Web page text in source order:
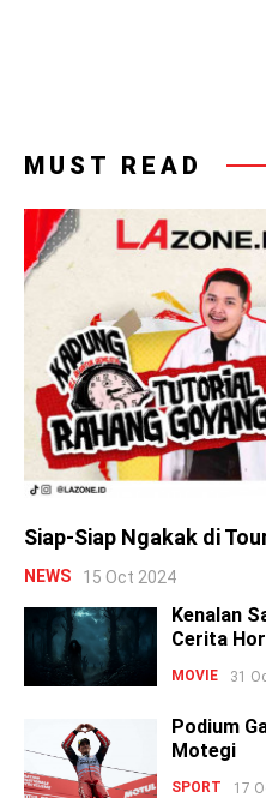
MUST READ
Siap-Siap Ngakak di
NEWS 15 Oct 2024
Kenalan
Cerita
MOVIE 31
Podium
Motegi
SPORT 17